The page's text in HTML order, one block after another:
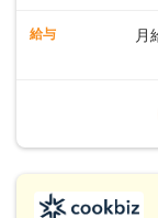
なDX（デジタル
います。私たち
に合わせた柔軟
います。
給与 月
※
※
給